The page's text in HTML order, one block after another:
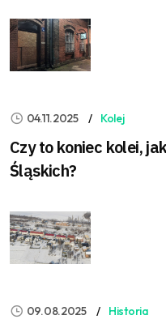
04.11.2025 Kolej
Czy to koniec kolei,
Śląskich?
09.08.2025 Historia